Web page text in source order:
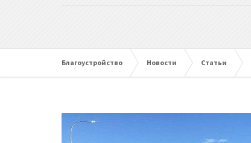
Благоустройство Новости Статьи